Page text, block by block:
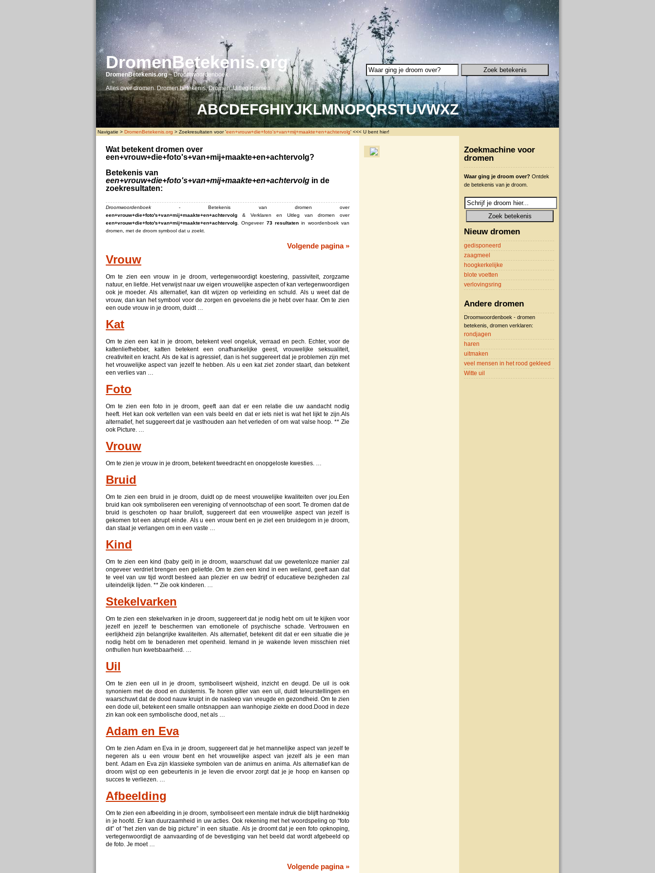
DromenBetekenis.org
DromenBetekenis.org– Droomwoordenboek.
Alles over dromen. Dromen betekenis. Dromen. Uitleg dromen.
ABCDEFGHIYJKLMNOPQRSTUVWXZ
Navigatie > DromenBetekenis.org > Zoekresultaten voor 'een+vrouw+die+foto's+van+mij+maakte+en+achtervolg' <<< U bent hier!
Wat betekent dromen over
een+vrouw+die+foto's+van+mij+maakte+en+achtervolg?
Betekenis van
een+vrouw+die+foto's+van+mij+maakte+en+achtervolg in de
zoekresultaten:
Droomwoordenboek - Betekenis van dromen over
een+vrouw+die+foto's+van+mij+maakte+en+achtervolg & Verklaren en ‎Uitleg van dromen over
een+vrouw+die+foto's+van+mij+maakte+en+achtervolg . Ongeveer 73 resultaten in woordenboek van
dromen, met de droom symbool dat u zoekt.
Volgende pagina »
Vrouw
Om te zien een vrouw in je droom, vertegenwoordigt koestering, passiviteit, zorgzame
natuur, en liefde. Het verwijst naar uw eigen vrouwelijke aspecten of kan vertegenwoordigen
ook je moeder. Als alternatief, kan dit wijzen op verleiding en schuld. Als u weet dat de
vrouw, dan kan het symbool voor de zorgen en gevoelens die je hebt over haar. Om te zien
een oude vrouw in je droom, duidt …
Kat
Om te zien een kat in je droom, betekent veel ongeluk, verraad en pech. Echter, voor de
kattenliefhebber, katten betekent een onafhankelijke geest, vrouwelijke seksualiteit,
creativiteit en kracht. Als de kat is agressief, dan is het suggereert dat je problemen zijn met
het vrouwelijke aspect van jezelf te hebben. Als u een kat ziet zonder staart, dan betekent
een verlies van …
Foto
Om te zien een foto in je droom, geeft aan dat er een relatie die uw aandacht nodig
heeft. Het kan ook vertellen van een vals beeld en dat er iets niet is wat het lijkt te zijn.Als
alternatief, het suggereert dat je vasthouden aan het verleden of om wat valse hoop. ** Zie
ook Picture. …
Vrouw
Om te zien je vrouw in je droom, betekent tweedracht en onopgeloste kwesties. …
Bruid
Om te zien een bruid in je droom, duidt op de meest vrouwelijke kwaliteiten over jou.Een
bruid kan ook symboliseren een vereniging of vennootschap of een soort. Te dromen dat de
bruid is geschoten op haar bruiloft, suggereert dat een vrouwelijke aspect van jezelf is
gekomen tot een abrupt einde. Als u een vrouw bent en je ziet een bruidegom in je droom,
dan staat je verlangen om in een vaste …
Kind
Om te zien een kind (baby geit) in je droom, waarschuwt dat uw gewetenloze manier zal
ongeveer verdriet brengen een geliefde. Om te zien een kind in een weiland, geeft aan dat
te veel van uw tijd wordt besteed aan plezier en uw bedrijf of educatieve bezigheden zal
uiteindelijk lijden. ** Zie ook kinderen. …
Stekelvarken
Om te zien een stekelvarken in je droom, suggereert dat je nodig hebt om uit te kijken voor
jezelf en jezelf te beschermen van emotionele of psychische schade. Vertrouwen en
eerlijkheid zijn belangrijke kwaliteiten. Als alternatief, betekent dit dat er een situatie die je
nodig hebt om te benaderen met openheid. Iemand in je wakende leven misschien niet
onthullen hun kwetsbaarheid. …
Uil
Om te zien een uil in je droom, symboliseert wijsheid, inzicht en deugd. De uil is ook
synoniem met de dood en duisternis. Te horen giller van een uil, duidt teleurstellingen en
waarschuwt dat de dood nauw kruipt in de nasleep van vreugde en gezondheid. Om te zien
een dode uil, betekent een smalle ontsnappen aan wanhopige ziekte en dood.Dood in deze
zin kan ook een symbolische dood, net als …
Adam en Eva
Om te zien Adam en Eva in je droom, suggereert dat je het mannelijke aspect van jezelf te
negeren als u een vrouw bent en het vrouwelijke aspect van jezelf als je een man
bent. Adam en Eva zijn klassieke symbolen van de animus en anima. Als alternatief kan de
droom wijst op een gebeurtenis in je leven die ervoor zorgt dat je je hoop en kansen op
succes te verliezen. …
Afbeelding
Om te zien een afbeelding in je droom, symboliseert een mentale indruk die blijft hardnekkig
in je hoofd. Er kan duurzaamheid in uw acties. Ook rekening met het woordspeling op “foto
dit” of “het zien van de big picture” in een situatie. Als je droomt dat je een foto opknoping,
vertegenwoordigt de aanvaarding of de bevestiging van het beeld dat wordt afgebeeld op
de foto. Je moet …
Volgende pagina »
Zoekmachine voor
dromen
Waar ging je droom over? Ontdek
de betekenis van je droom.
Nieuw dromen
gedisponeerd
zaagmeel
hoogkerkelijke
blote voetten
verlovingsring
Andere dromen
Droomwoordenboek - dromen
betekenis, dromen verklaren:
rondjagen
haren
uitmaken
veel mensen in het rood gekleed
Witte uil